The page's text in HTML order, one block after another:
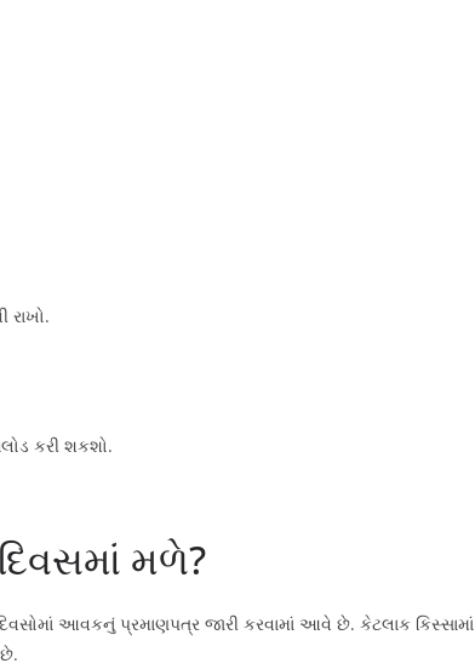
રાખો.
કરી શકશો.
મળે?
આવકનું પ્રમાણપત્ર જારી કરવામાં આવે છે. કેટલાક કિસ્સામાં